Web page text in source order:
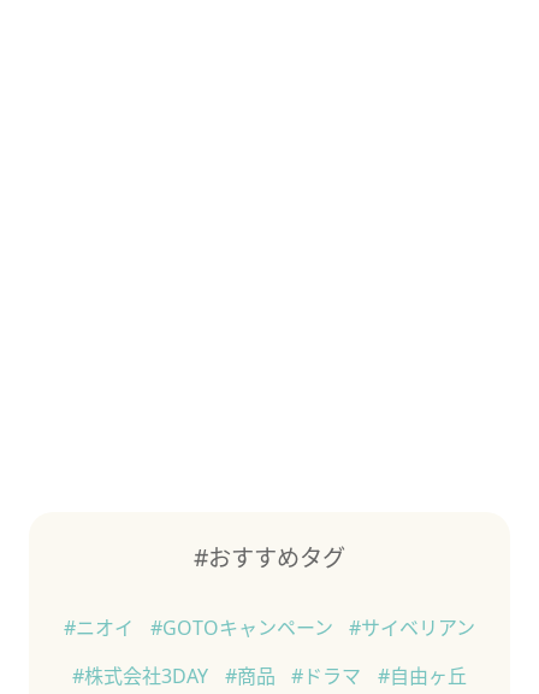
#おすすめタグ
#ニオイ #GOTOキャンペーン
#サイベリアン
#株式会社3DAY
#商品 #ドラマ
#自由ヶ丘